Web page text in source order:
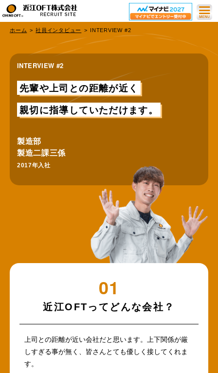
採用情報
社員インタビュー
お問い合わせ
企業情報はこちら
ホーム 社員インタビュー INTERVIEW #2
INTERVIEW #2
先輩や上司との距離が近く
親切に指導していただけます。
製造部
製造二課三係
2017年入社
近江OFTってどんな会社？
上司との距離が近い会社だと思います。上下関係が厳
しすぎる事が無く、皆さんとても優しく接してくれま
す。